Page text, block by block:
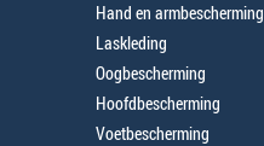
Hand en armbescherming
Laskleding
Oogbescherming
Hoofdbescherming
Voetbescherming